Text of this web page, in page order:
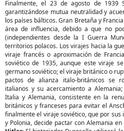
Finalmente, el 23 de agosto de
garantizándose mutua neutralidad y
los países bálticos. Gran Bretaña y
área de influencia, debido a que no
(independientes desde la I Guerra
territorios polacos. Los virajes hacia la
viraje francés o aproximación de
soviético de 1935, aunque este viraje
germano soviético; el viraje británico o
pactos de alianza italo-británicos se
italianos y su acercamiento a
Italia y Alemania, consistente en la
británicos y franceses para evitar el
finalmente el viraje soviético, que por
y Polonia, decide pactar con Alemania en